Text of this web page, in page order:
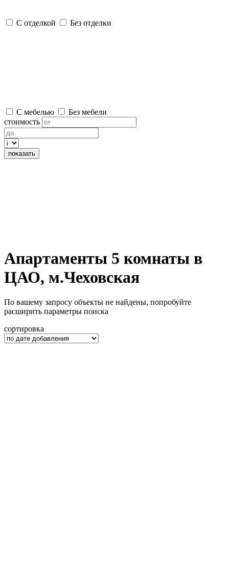
С отделкой Без отделки
С мебелью
Без мебели
стоимость
показать
Апартаменты 5 комнаты в
ЦАО, м.Чеховская
По вашему запросу объекты не найдены, попробуйте
расширить параметры поиска
сортировка